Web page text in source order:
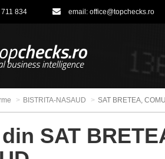
834 email: office@topchecks.ro
BISTRITA-NASAUD SAT BRETEA,
SAT